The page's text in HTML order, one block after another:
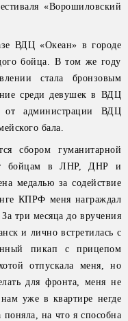
«Ворошиловский
ВДЦ «Океан» в городе
бойца. В том же году
стала бронзовым
среди девушек в ВДЦ
от администрации ВДЦ
бала.
сбором гуманитарной
бойцам в ЛНР, ДНР и
медалью за содействие
КПРФ меня награждал
три месяца до вручения
и лично встретилась с
пикап с прицепом
отпускала меня, но
для фронта, меня не
уже в квартире негде
поняла, на что я способна